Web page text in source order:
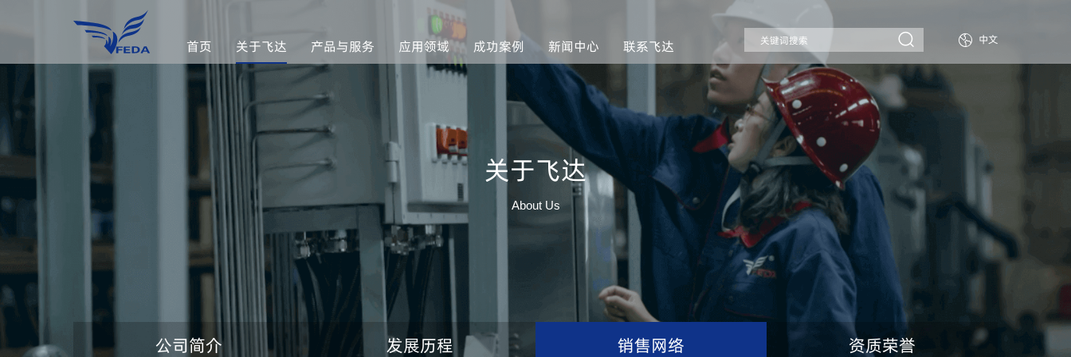
首页 关于飞达 产品与服务 应用领域 成功案例 新闻中心 联系飞达 中文
关于飞达
About Us
公司简介 发展历程 销售网络 资质荣誉